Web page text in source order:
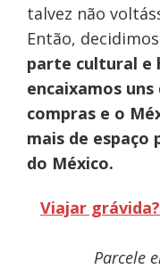
talvez não
Então,
parte cultural e
encaixamos
compras e o
mais de espaço
do México.
Viajar
Parcele